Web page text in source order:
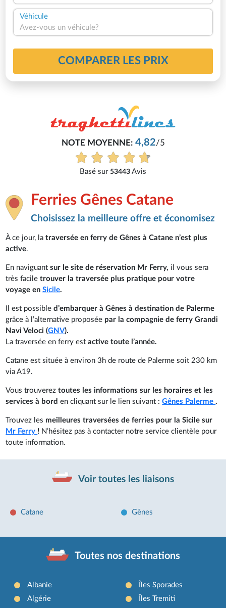
Véhicule
Avez-vous un véhicule?
COMPARER LES PRIX
NOTE MOYENNE:4,82/5
Basé sur 53443 Avis
Ferries Gênes Catane
Choisissez la meilleure offre et économisez
À ce jour, latraversée en ferry de Gênes à Catane n’est plus
active.
En naviguantsur le site de réservation Mr Ferry, il vous sera
très faciletrouver la traversée plus pratique pour votre
voyage enSicile.
Il est possibled’embarquer à Gênes à destination de Palerme
grâce à l’alternative proposée par la compagnie de ferry Grandi
Navi Veloci (GNV).
La traversée en ferry estactive toute l’année.
Catane est située à environ 3h de route de Palerme soit 230 km
via A19.
Vous trouvereztoutes les informations sur les horaires et les
services à borden cliquant sur le lien suivant :Gênes Palerme.
Trouvez les meilleures traversées de ferries pour la Sicile sur
Mr Ferry ! N’hésitez pas à contacter notre service clientèle pour
toute information.
Voir toutes les liaisons
Catane Gênes
Toutes nos destinations
Albanie
Algérie
Îles Sporades
Îles Tremiti